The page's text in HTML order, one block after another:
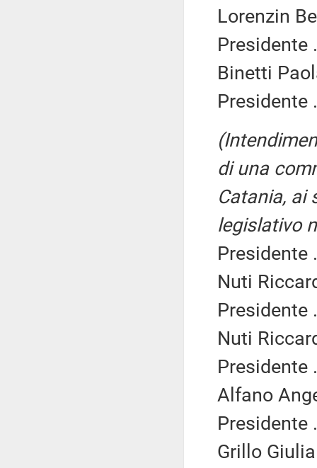
Lorenzin
Presidente
Binetti
Presidente
di una
Catania, ai
legislativo
Presidente
Nuti
Presidente
Nuti
Presidente
Alfano
Presidente
Grillo